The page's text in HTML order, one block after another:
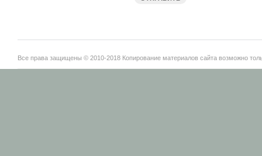
Все права защищены © 2010-2018 Копирование материалов сайта возможно